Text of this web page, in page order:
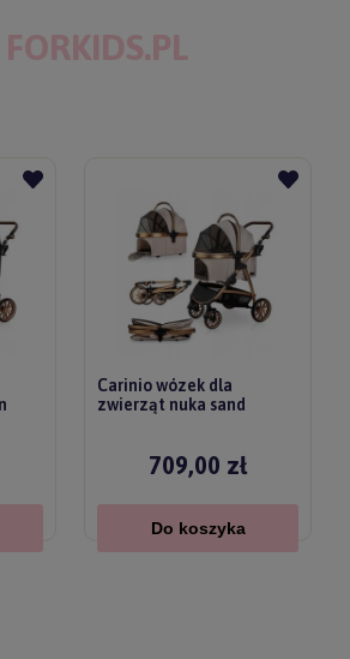
FORKIDS.PL
Carinio wózek dla
zwierząt nuka sand
709,00 zł
Do koszyka